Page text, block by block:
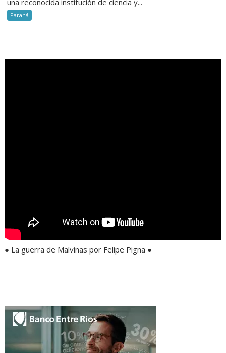
una reconocida institución de ciencia y...
Paraná
● La guerra de Malvinas por Felipe Pigna ●